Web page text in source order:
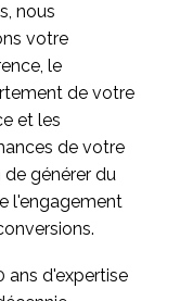
nous
votre
le
de votre
et les
de votre
de générer du
l'engagement
ans d'expertise